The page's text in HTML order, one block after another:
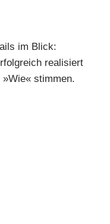
im Blick:
realisiert
stimmen.